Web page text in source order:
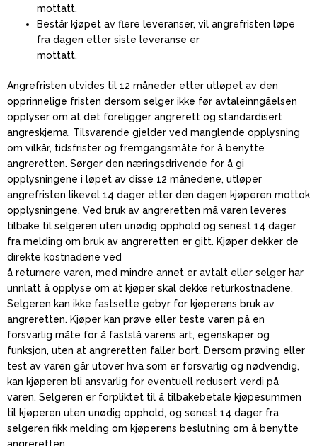
mottatt.
Består kjøpet av flere leveranser, vil angrefristen løpe
fra dagen etter siste leveranse er
mottatt.
Angrefristen utvides til 12 måneder etter utløpet av den
opprinnelige fristen dersom selger ikke før avtaleinngåelsen
opplyser om at det foreligger angrerett og standardisert
angreskjema. Tilsvarende gjelder ved manglende opplysning
om vilkår, tidsfrister og fremgangsmåte for å benytte
angreretten. Sørger den næringsdrivende for å gi
opplysningene i løpet av disse 12 månedene, utløper
angrefristen likevel 14 dager etter den dagen kjøperen mottok
opplysningene. Ved bruk av angreretten må varen leveres
tilbake til selgeren uten unødig opphold og senest 14 dager
fra melding om bruk av angreretten er gitt. Kjøper dekker de
direkte kostnadene ved
å returnere varen, med mindre annet er avtalt eller selger har
unnlatt å opplyse om at kjøper skal dekke returkostnadene.
Selgeren kan ikke fastsette gebyr for kjøperens bruk av
angreretten. Kjøper kan prøve eller teste varen på en
forsvarlig måte for å fastslå varens art, egenskaper og
funksjon, uten at angreretten faller bort. Dersom prøving eller
test av varen går utover hva som er forsvarlig og nødvendig,
kan kjøperen bli ansvarlig for eventuell redusert verdi på
varen. Selgeren er forpliktet til å tilbakebetale kjøpesummen
til kjøperen uten unødig opphold, og senest 14 dager fra
selgeren fikk melding om kjøperens beslutning om å benytte